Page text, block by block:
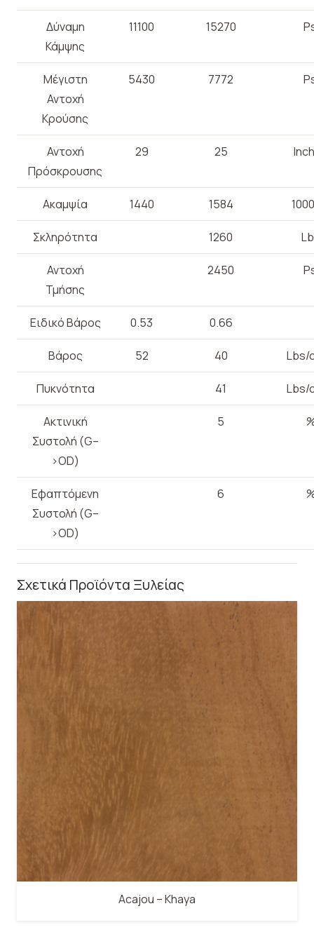
Δύναμη
Κάμψης
11100 15270
Μέγιστη
Αντοχή
Κρούσης
5430 7772
Αντοχή
Πρόσκρουσης
29 25
Ακαμψία 1440 1584
Σκληρότητα 1260
Αντοχή
Τμήσης
2450
Ειδικό Βάρος 0.53 0.66
Βάρος 52 40 Lbs/
Πυκνότητα 41 Lbs/
Ακτινική
Συστολή (G–
>OD)
5
Εφαπτόμενη
Συστολή (G–
>OD)
6
Σχετικά Προϊόντα Ξυλείας
Acajou – Khaya